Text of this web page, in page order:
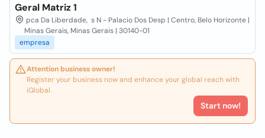
Geral Matriz 1
pca Da Liberdade, s N - Palacio Dos Desp | Centro, Belo Horizonte |
Minas Gerais, Minas Gerais | 30140-01
empresa
Attention business owner!
Register your business now and enhance your global reach with
iGlobal.
Start now!